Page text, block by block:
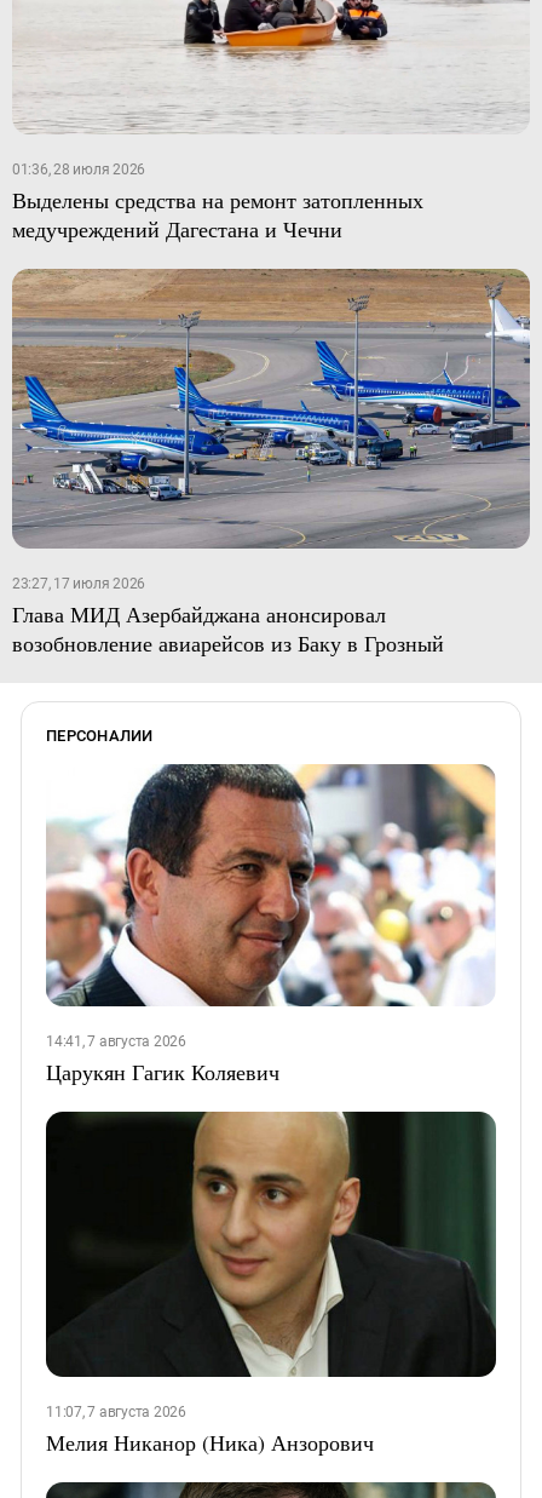
01:36, 28 июля 2026
Выделены средства на ремонт затопленных
медучреждений Дагестана и Чечни
23:27, 17 июля 2026
Глава МИД Азербайджана анонсировал
возобновление авиарейсов из Баку в Грозный
ПЕРСОНАЛИИ
14:41, 7 августа 2026
Царукян Гагик Коляевич
11:07, 7 августа 2026
Мелия Никанор (Ника) Анзорович